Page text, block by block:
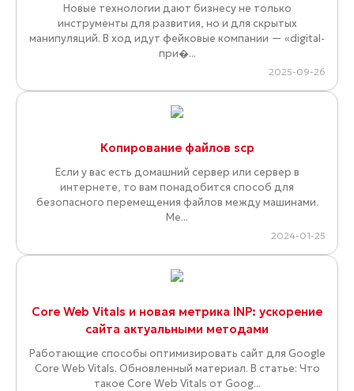
Новые технологии дают бизнесу не только
инструменты для развития, но и для скрытых
манипуляций. В ход идут фейковые компании — «digital-
при�...
2025-09-26
Копирование файлов scp
Если у вас есть домашний сервер или сервер в
интернете, то вам понадобится способ для
безопасного перемещения файлов между машинами.
Ме...
2024-01-25
Core Web Vitals и новая метрика INP: ускорение
сайта актуальными методами
Работающие способы оптимизировать сайт для Google
Core Web Vitals. Обновленный материал. В статье: Что
такое Core Web Vitals от Goog...